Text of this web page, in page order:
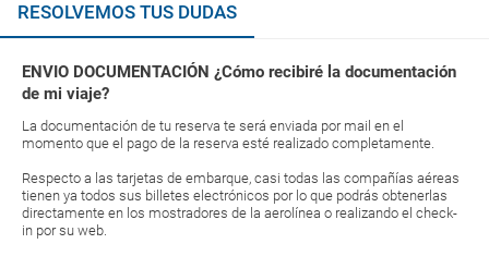
RESOLVEMOS TUS DUDAS
ENVIO DOCUMENTACIÓN ¿Cómo recibiré la documentación
de mi viaje?
La documentación de tu reserva te será enviada por mail en el
momento que el pago de la reserva esté realizado completamente.
Respecto a las tarjetas de embarque, casi todas las compañías aéreas
tienen ya todos sus billetes electrónicos por lo que podrás obtenerlas
directamente en los mostradores de la aerolínea o realizando el check-
in por su web.